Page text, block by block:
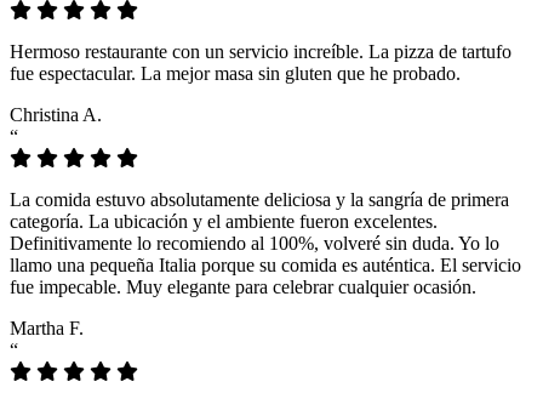
Hermoso restaurante con un servicio increíble. La pizza de tartufo
fue espectacular. La mejor masa sin gluten que he probado.
Christina A.
“
La comida estuvo absolutamente deliciosa y la sangría de primera
categoría. La ubicación y el ambiente fueron excelentes.
Definitivamente lo recomiendo al 100%, volveré sin duda. Yo lo
llamo una pequeña Italia porque su comida es auténtica. El servicio
fue impecable. Muy elegante para celebrar cualquier ocasión.
Martha F.
“